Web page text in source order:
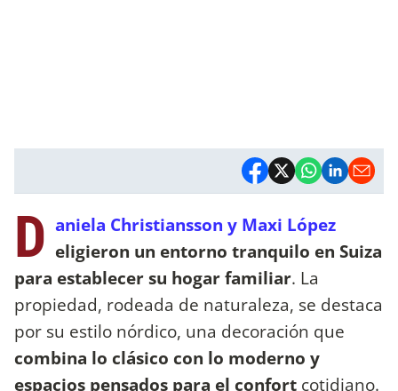
D aniela Christiansson y Maxi López
eligieron un entorno tranquilo en Suiza
para establecer su hogar familiar. La
propiedad, rodeada de naturaleza, se destaca
por su estilo nórdico, una decoración que
combina lo clásico con lo moderno y
espacios pensados para el confort cotidiano.